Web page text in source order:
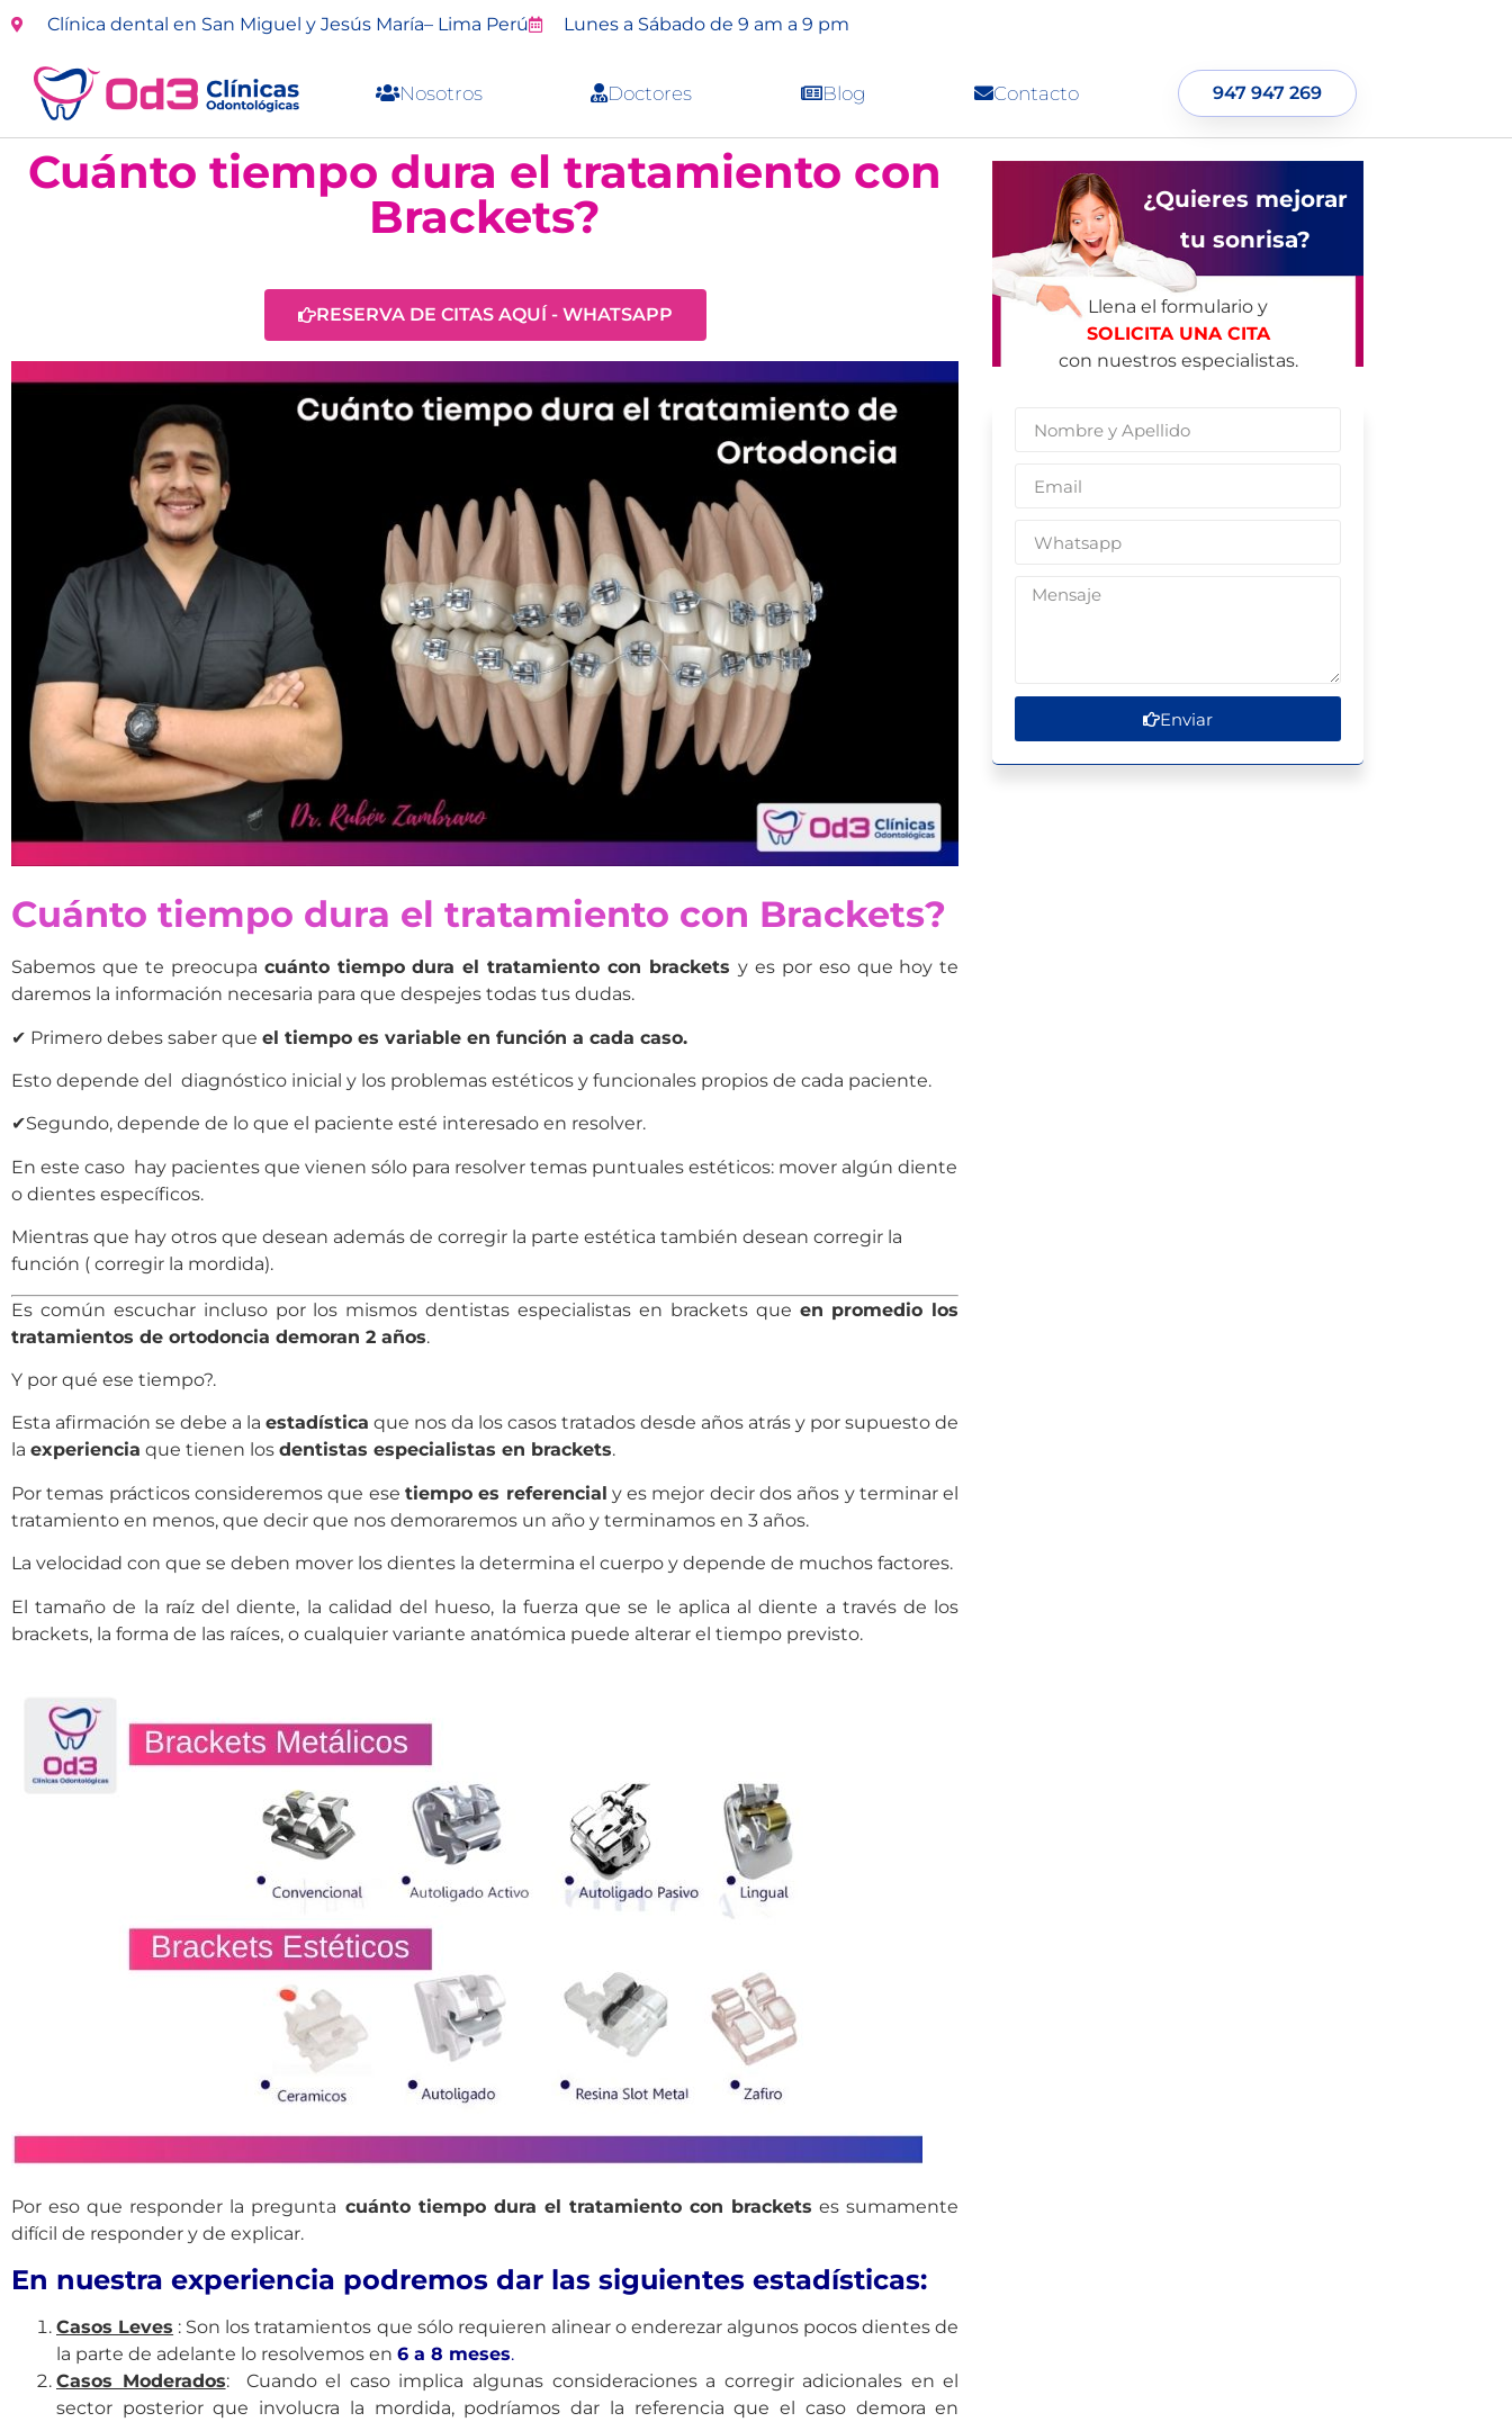
Clínica dental en San Miguel y Jesús María– Lima Perú Lunes a Sábado de 9 am a 9 pm
Nosotros Doctores Blog Contacto 947 947 269
Cuánto tiempo dura el tratamiento con
Brackets?
RESERVA DE CITAS AQUÍ - WHATSAPP
Cuánto tiempo dura el tratamiento con Brackets?
Sabemos que te preocupa cuánto tiempo dura el tratamiento con brackets y es por eso que hoy te
daremos la información necesaria para que despejes todas tus dudas.
✔ Primero debes saber que el tiempo es variable en función a cada caso.
Esto depende del diagnóstico inicial y los problemas estéticos y funcionales propios de cada paciente.
✔Segundo, depende de lo que el paciente esté interesado en resolver.
En este caso hay pacientes que vienen sólo para resolver temas puntuales estéticos: mover algún diente
o dientes específicos.
Mientras que hay otros que desean además de corregir la parte estética también desean corregir la
función ( corregir la mordida).
Es común escuchar incluso por los mismos dentistas especialistas en brackets que en promedio los
tratamientos de ortodoncia demoran 2 años.
Y por qué ese tiempo?.
Esta afirmación se debe a laestadística que nos da los casos tratados desde años atrás y por supuesto de
la experiencia que tienen los dentistas especialistas en brackets.
Por temas prácticos consideremos que ese tiempo es referencial y es mejor decir dos años y terminar el
tratamiento en menos, que decir que nos demoraremos un año y terminamos en 3 años.
La velocidad con que se deben mover los dientes la determina el cuerpo y depende de muchos factores.
El tamaño de la raíz del diente, la calidad del hueso, la fuerza que se le aplica al diente a través de los
brackets, la forma de las raíces, o cualquier variante anatómica puede alterar el tiempo previsto.
Por eso que responder la pregunta cuánto tiempo dura el tratamiento con brackets es sumamente
difícil de responder y de explicar.
En nuestra experiencia podremos dar las siguientes estadísticas:
Casos Leves : Son los tratamientos que sólo requieren alinear o enderezar algunos pocos dientes de
la parte de adelante lo resolvemos en 6 a 8 meses.
Casos Moderados: Cuando el caso implica algunas consideraciones a corregir adicionales en el
sector posterior que involucra la mordida, podríamos dar la referencia que el caso demora en
¿Quieres mejorar
tu sonrisa?
Llena el formulario y
SOLICITA UNA CITA
con nuestros especialistas.
Enviar